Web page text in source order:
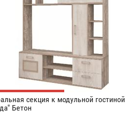
секция к модульной гостиной
Бетон